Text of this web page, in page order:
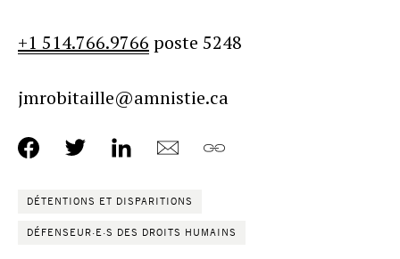
+1 514.766.9766 poste 5248
jmrobitaille@amnistie.ca
DÉTENTIONS ET DISPARITIONS
DÉFENSEUR·E·S DES DROITS HUMAINS